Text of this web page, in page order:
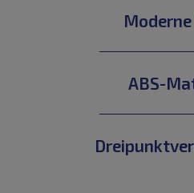
ABS-